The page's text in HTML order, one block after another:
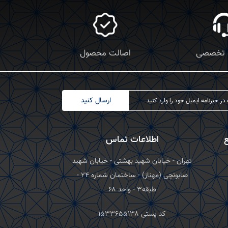
تخصصی اصالت محصول
ارسال کنید
اطلاعات تماس
تهران - خیابان شهید بهشتی - خیابان شهید
صابونچی (مهناز) - ساختمان شماره ۲۴ -
طبقه۳ - واحد ۶۸
کد پستی ۱۵۳۳۶۵۵۱۳۸